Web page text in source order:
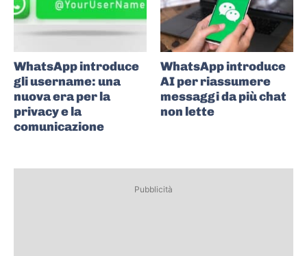
WhatsApp introduce
gli username: una
nuova era per la
privacy e la
comunicazione
WhatsApp introduce
AI per riassumere
messaggi da più chat
non lette
Pubblicità